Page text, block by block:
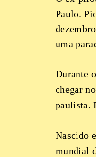
Paulo.
uma
Durante
chegar
paulista.
Nascido
mundial